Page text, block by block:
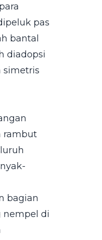
pas
bantal
diadopsi
simetris
rambut
bagian
nempel di